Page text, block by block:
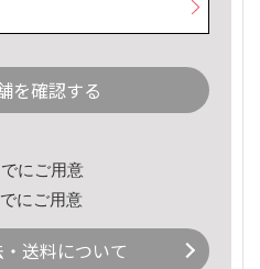
を確認する
でにご用意
にご用意
送料について